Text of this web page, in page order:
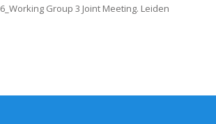
Group 3 Joint Meeting. Leiden